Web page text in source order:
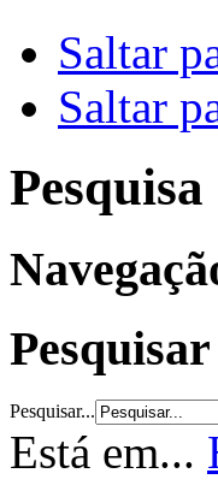
Saltar
Saltar
Pesquisar
Pesquisar...
Está em...